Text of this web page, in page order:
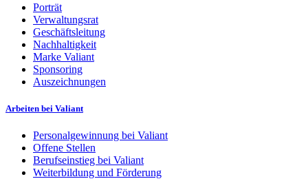
Porträt
Verwaltungsrat
Geschäftsleitung
Nachhaltigkeit
Marke Valiant
Sponsoring
Auszeichnungen
Arbeiten bei Valiant
Personalgewinnung bei Valiant
Offene Stellen
Berufseinstieg bei Valiant
Weiterbildung und Förderung